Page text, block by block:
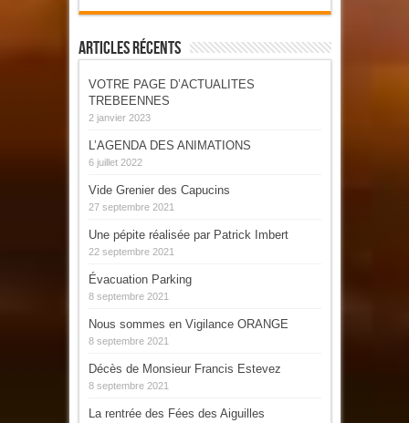
Articles Récents
VOTRE PAGE D’ACTUALITES
TREBEENNES
2 janvier 2023
L’AGENDA DES ANIMATIONS
6 juillet 2022
Vide Grenier des Capucins
27 septembre 2021
Une pépite réalisée par Patrick Imbert
22 septembre 2021
Évacuation Parking
8 septembre 2021
Nous sommes en Vigilance ORANGE
8 septembre 2021
Décès de Monsieur Francis Estevez
8 septembre 2021
La rentrée des Fées des Aiguilles